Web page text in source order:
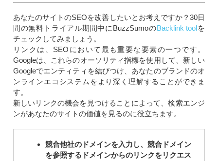
あなたのサイトのSEOを改善したいとお考えですか？30日
間の無料トライアル期間中にBuzzSumoのBacklink toolを
チェックしてみましょう。
リンクは、SEOにおいて最も重要な要素の一つです。
Googleは、これらのオーソリティ指標を使用して、新しい
Googleでエンティティを結びつけ、あなたのブランドのオ
ンラインエコシステムをより深く理解することができま
す。
新しいリンクの機会を見つけることによって、検索エンジ
ンがあなたのサイトの価値を見るのに役立ちます。
競合他社のドメインを入力し、競合ドメイン
を参照するドメインからのリンクをリクエス